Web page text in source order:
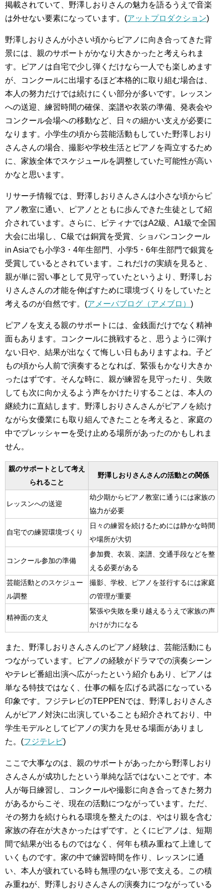
掲載されていて、野澤しおりさんの魅力を語るうえで音楽
は外せない要素になっています。(アットプロダクション)
野澤しおりさんが小さい頃からピアノに向き合ってきた背
景には、親のサポートがかなり大きかったと考えられま
す。ピアノは自宅で少し弾くだけなら一人でも楽しめます
が、コンクールに出場するほど本格的に取り組む場合は、
本人の努力だけでは続けにくい部分が多いです。レッスン
への送迎、練習時間の確保、楽譜や衣装の準備、発表会や
コンクール会場への移動など、日々の細かい支えが必要に
なります。小学生の頃から芸能活動もしていた野澤しおり
さんさんの場合、撮影や学校生活とピアノを両立するため
に、家族全体でスケジュールを調整していた可能性が高い
かなと思います。
リサーチ情報では、野澤しおりさんさんは小さな頃からピ
アノ教室に通い、ピアノとともに歩んできた生徒として紹
介されています。さらに、ピティナではA2級、A1級で全国
大会に出場し、C級では銅賞を受賞、ショパンコンクール
in Asiaでも小学3・4年生部門、小学5・6年生部門で銀賞を
受賞しているとされています。これだけの実績を見ると、
親が単に習い事として見守っていたというより、野澤しお
りさんさんの才能を伸ばすために環境づくりをしていたと
考えるのが自然です。(アメーバブログ（アメブロ） )
ピアノを支える親のサポートには、金銭面だけでなく精神
面もあります。コンクールに挑戦すると、思うように弾け
ない日や、結果が出なくて悔しい日もありますよね。子ど
もの頃から人前で演奏するとなれば、緊張もかなり大きか
ったはずです。そんな時に、親が練習を見守ったり、失敗
しても次に向かえるよう声をかけたりすることは、本人の
継続力に直結します。野澤しおりさんさんがピアノを続け
ながら女優業にも取り組んできたことを考えると、家庭の
中でプレッシャーを受け止める場所があったのかもしれま
せん。
親のサポートとして考え
られること
野澤しおりさんさんの活動との関係
レッスンへの送迎
幼少期からピアノ教室に通うには家族の
協力が必要
自宅での練習環境づくり
日々の練習を続けるためには静かな時間
や場所が大切
コンクール参加の準備
参加費、衣装、楽譜、交通手段などを整
える必要がある
芸能活動とのスケジュー
ル調整
撮影、学校、ピアノを並行するには家庭
の管理が重要
精神面の支え
緊張や失敗を乗り越えるうえで家族の声
かけが力になる
また、野澤しおりさんさんのピアノ経験は、芸能活動にも
つながっています。ピアノの経験がドラマでの演奏シーン
やテレビ番組出演へ広がったという紹介もあり、ピアノは
単なる特技ではなく、仕事の幅を広げる武器になっている
印象です。フジテレビのTEPPENでは、野澤しおりさんさ
んがピアノ対決に出演していることも紹介されており、中
学生モデルとしてピアノの実力を見せる場面がありまし
た。(フジテレビ)
ここで大事なのは、親のサポートがあったから野澤しおり
さんさんが成功したという単純な話ではないことです。本
人が毎日練習し、コンクールや撮影に向き合ってきた努力
があるからこそ、現在の活動につながっています。ただ、
その努力を続けられる環境を整えたのは、やはり親を含む
家族の存在が大きかったはずです。とくにピアノは、短期
間で結果が出るものではなく、何年も積み重ねて上達して
いくものです。家の中で練習時間を作り、レッスンに通
い、本人が疲れている時も無理のない形で支える。この積
み重ねが、野澤しおりさんさんの演奏力につながっている